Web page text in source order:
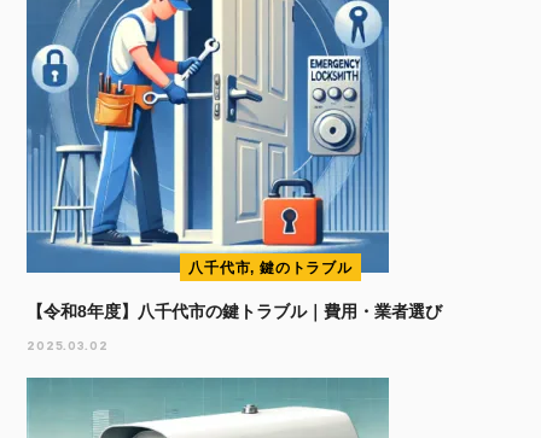
八千代市, 鍵のトラブル
【令和8年度】八千代市の鍵トラブル｜費用・業者選び
2025.03.02